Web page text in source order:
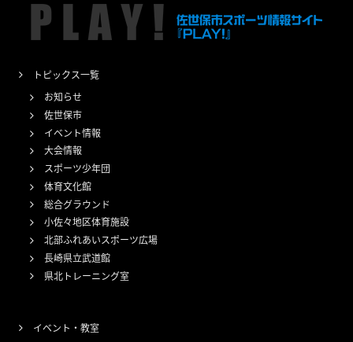
トピックス一覧
お知らせ
佐世保市
イベント情報
大会情報
スポーツ少年団
体育文化館
総合グラウンド
小佐々地区体育施設
北部ふれあいスポーツ広場
長崎県立武道館
県北トレーニング室
イベント・教室